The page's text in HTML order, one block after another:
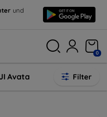
und
0
Avata Filter